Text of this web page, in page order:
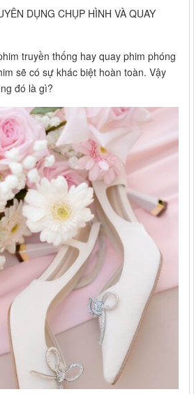
DỤNG CHỤP HÌNH VÀ QUAY
truyền thống hay quay phim phóng
sẽ có sự khác biệt hoàn toàn. Vậy
đó là gì?